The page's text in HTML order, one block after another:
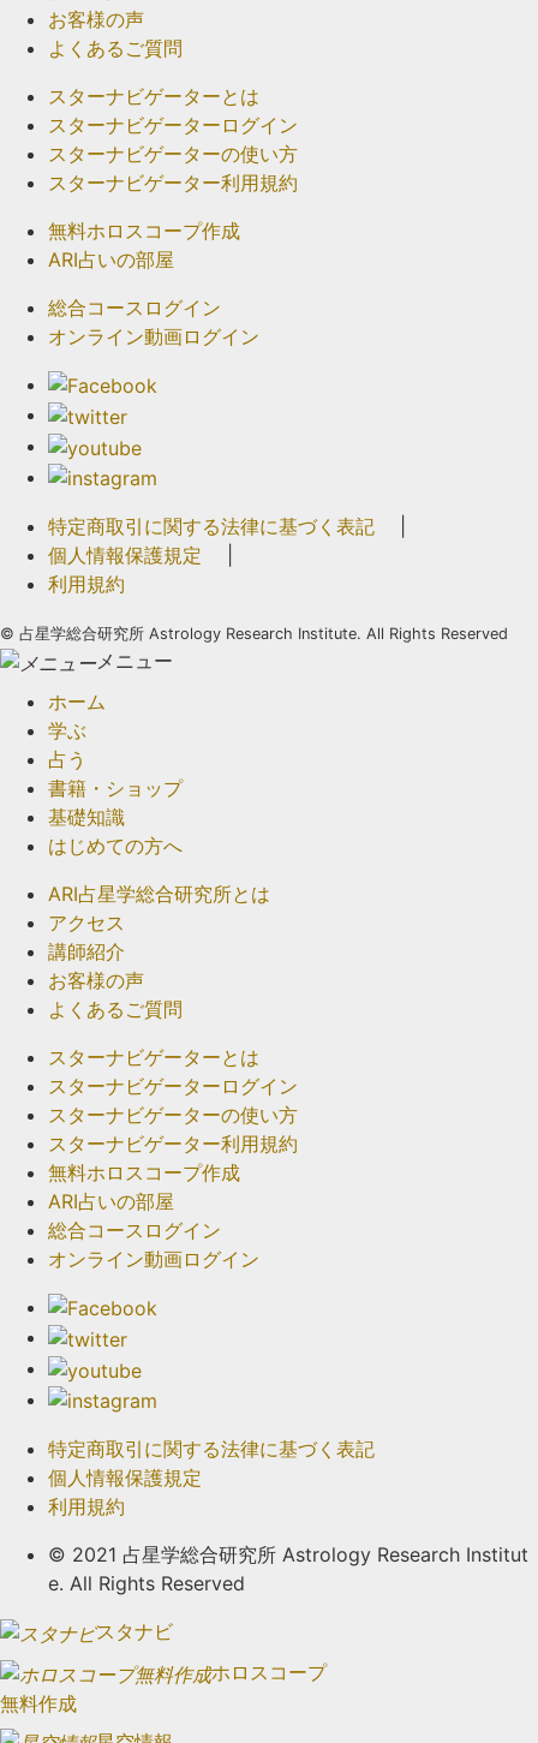
お客様の声
よくあるご質問
スターナビゲーターとは
スターナビゲーターログイン
スターナビゲーターの使い方
スターナビゲーター利用規約
無料ホロスコープ作成
ARI占いの部屋
総合コースログイン
オンライン動画ログイン
特定商取引に関する法律に基づく表記
個人情報保護規定
利用規約
© 占星学総合研究所 Astrology Research Institute. All Rights Reserved
メニュー
ホーム
学ぶ
占う
書籍・ショップ
基礎知識
はじめての方へ
ARI占星学総合研究所とは
アクセス
講師紹介
お客様の声
よくあるご質問
スターナビゲーターとは
スターナビゲーターログイン
スターナビゲーターの使い方
スターナビゲーター利用規約
無料ホロスコープ作成
ARI占いの部屋
総合コースログイン
オンライン動画ログイン
特定商取引に関する法律に基づく表記
個人情報保護規定
利用規約
© 2021 占星学総合研究所 Astrology Research Institut
e. All Rights Reserved
スタナビ
ホロスコープ
無料作成